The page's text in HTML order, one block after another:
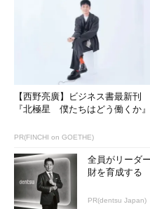
【西野亮廣】ビジネス書最新刊
『北極星 僕たちはどう働くか』
PR(FINCHI on GOETHE)
全員がリーダ
財を育成する
PR(dentsu Japan)